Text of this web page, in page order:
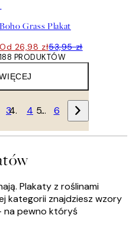
Boho Grass Plakat
Od 26,98 zł53,95 zł
PRODUKTÓW
3 4 … 6
Plakaty z roślinami
kategorii znajdziesz wzory
na pewno któryś